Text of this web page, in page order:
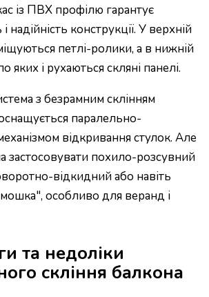
із ПВХ профілю гарантує
і надійність конструкції. У верхній
петлі-ролики, а в нижній
яких і рухаються скляні панелі.
з безрамним склінням
паралельно-
відкривання стулок. Але
застосовувати похило-розсувний
відкидний або навіть
особливо для веранд і
та недоліки
скління балкона